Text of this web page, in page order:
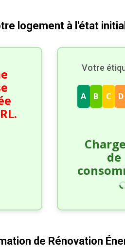
logement à l'état
Votre
A B C D
de
de Rénovation